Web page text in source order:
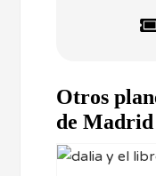
Otros
de Madrid